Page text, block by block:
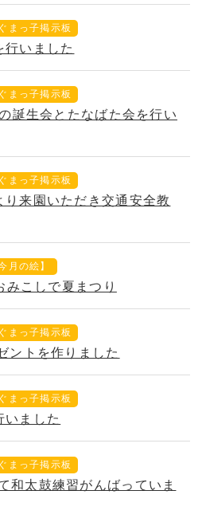
まっ子掲示板
いました
まっ子掲示板
生会とたなばた会を行い
まっ子掲示板
来園いただき交通安全教
月の絵】
こしで夏まつり
まっ子掲示板
ントを作りました
まっ子掲示板
ました
まっ子掲示板
太鼓練習がんばっていま